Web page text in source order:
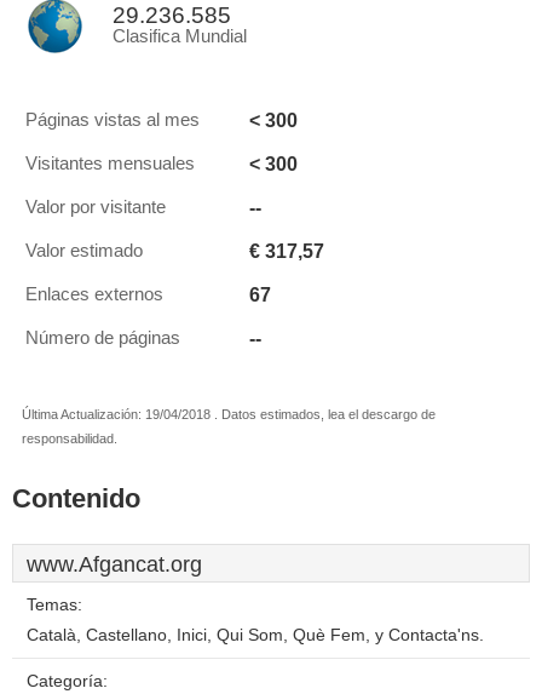
29.236.585
Clasifica Mundial
Páginas vistas al mes < 300
Visitantes mensuales < 300
Valor por visitante --
Valor estimado € 317,57
Enlaces externos 67
Número de páginas --
Última Actualización: 19/04/2018 . Datos estimados, lea el descargo de
responsabilidad.
Contenido
www.Afgancat.org
Temas:
Català, Castellano, Inici, Qui Som, Què Fem, y Contacta'ns.
Categoría: